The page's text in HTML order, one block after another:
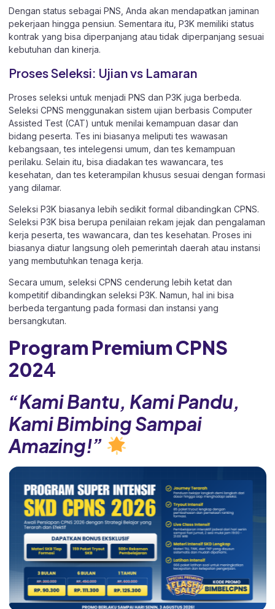
Dengan status sebagai PNS, Anda akan mendapatkan jaminan
pekerjaan hingga pensiun. Sementara itu, P3K memiliki status
kontrak yang bisa diperpanjang atau tidak diperpanjang sesuai
kebutuhan dan kinerja.
Proses Seleksi: Ujian vs Lamaran
Proses seleksi untuk menjadi PNS dan P3K juga berbeda.
Seleksi CPNS menggunakan sistem ujian berbasis Computer
Assisted Test (CAT) untuk menilai kemampuan dasar dan
bidang peserta. Tes ini biasanya meliputi tes wawasan
kebangsaan, tes intelegensi umum, dan tes kemampuan
perilaku. Selain itu, bisa diadakan tes wawancara, tes
kesehatan, dan tes keterampilan khusus sesuai dengan formasi
yang dilamar.
Seleksi P3K biasanya lebih sedikit formal dibandingkan CPNS.
Seleksi P3K bisa berupa penilaian rekam jejak dan pengalaman
kerja peserta, tes wawancara, dan tes kesehatan. Proses ini
biasanya diatur langsung oleh pemerintah daerah atau instansi
yang membutuhkan tenaga kerja.
Secara umum, seleksi CPNS cenderung lebih ketat dan
kompetitif dibandingkan seleksi P3K. Namun, hal ini bisa
berbeda tergantung pada formasi dan instansi yang
bersangkutan.
Program Premium CPNS
2024
“Kami Bantu, Kami Pandu,
Kami Bimbing Sampai
Amazing!”